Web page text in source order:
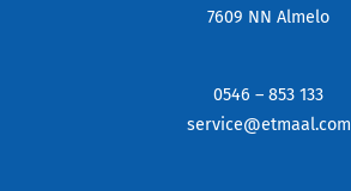
7609 NN Almelo
0546 – 853 133
service@etmaal.com